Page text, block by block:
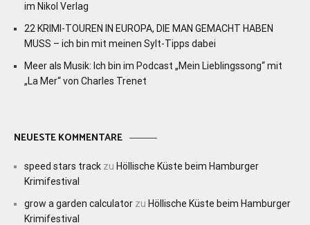
im Nikol Verlag
22 KRIMI-TOUREN IN EUROPA, DIE MAN GEMACHT HABEN
MUSS – ich bin mit meinen Sylt-Tipps dabei
Meer als Musik: Ich bin im Podcast „Mein Lieblingssong“ mit
„La Mer“ von Charles Trenet
NEUESTE KOMMENTARE
speed stars track zu Höllische Küste beim Hamburger
Krimifestival
grow a garden calculator zu Höllische Küste beim Hamburger
Krimifestival